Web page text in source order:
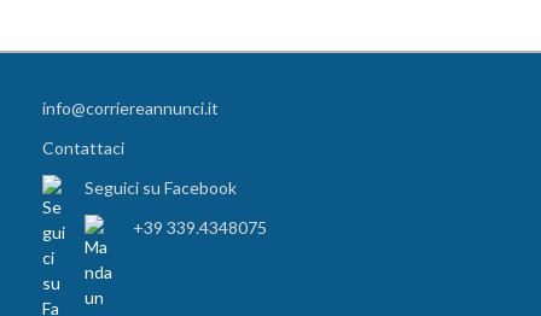
info@corriereannunci.it
Contattaci
Seguici su Facebook
+39 339.4348075